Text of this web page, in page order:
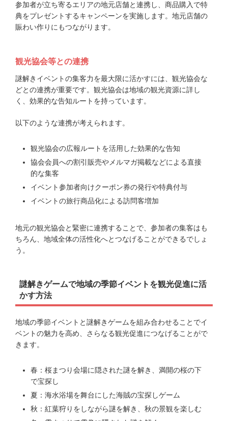
参加者が立ち寄るエリアの地元店舗と連携し、商品購入で特
典をプレゼントするキャンペーンを実施します。地元店舗の
賑わい作りにもつながります。
観光協会等との連携
謎解きイベントの集客力を最大限に活かすには、観光協会な
どとの連携が重要です。観光協会は地域の観光資源に詳し
く、効果的な告知ルートを持っています。
以下のような連携が考えられます。
観光協会の広報ルートを活用した効果的な告知
協会会員への割引販売やメルマガ掲載などによる直接
的な集客
イベント参加者向けクーポン券の発行や特典付与
イベントの旅行商品化による訪問客増加
地元の観光協会と緊密に連携することで、参加者の集客はも
ちろん、地域全体の活性化へとつなげることができるでしょ
う。
謎解きゲームで地域の季節イベントを観光促進に活
かす方法
地域の季節イベントと謎解きゲームを組み合わせることでイ
ベントの魅力を高め、さらなる観光促進につなげることがで
きます。
春：桜まつり会場に隠された謎を解き、満開の桜の下
で宝探し
夏：海水浴場を舞台にした海賊の宝探しゲーム
秋：紅葉狩りをしながら謎を解き、秋の景観を楽しむ